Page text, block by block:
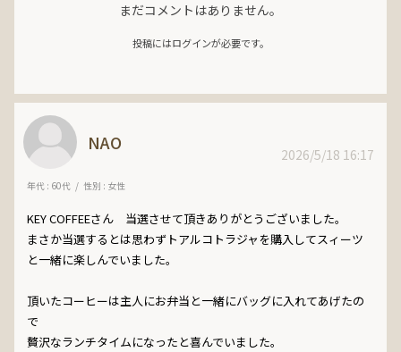
まだコメントはありません。
投稿にはログインが必要です。
NAO
年代 : 60代 性別 : 女性
KEY COFFEEさん　当選させて頂きありがとうございました。
まさか当選するとは思わずトアルコトラジャを購入してスィーツ
と一緒に楽しんでいました。
頂いたコーヒーは主人にお弁当と一緒にバッグに入れてあげたの
で
贅沢なランチタイムになったと喜んでいました。
2026/5/18 16:17